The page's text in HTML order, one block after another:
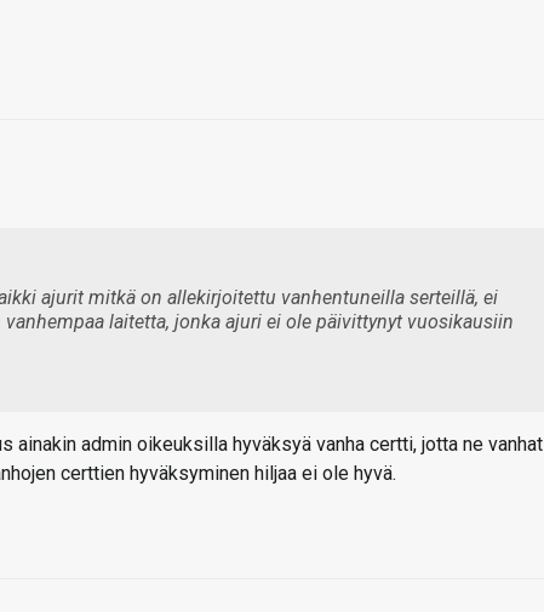
ajurit mitkä on allekirjoitettu vanhentuneilla serteillä, ei
laitetta, jonka ajuri ei ole päivittynyt vuosikausiin
ainakin admin oikeuksilla hyväksyä vanha certti, jotta ne vanhat
certtien hyväksyminen hiljaa ei ole hyvä.